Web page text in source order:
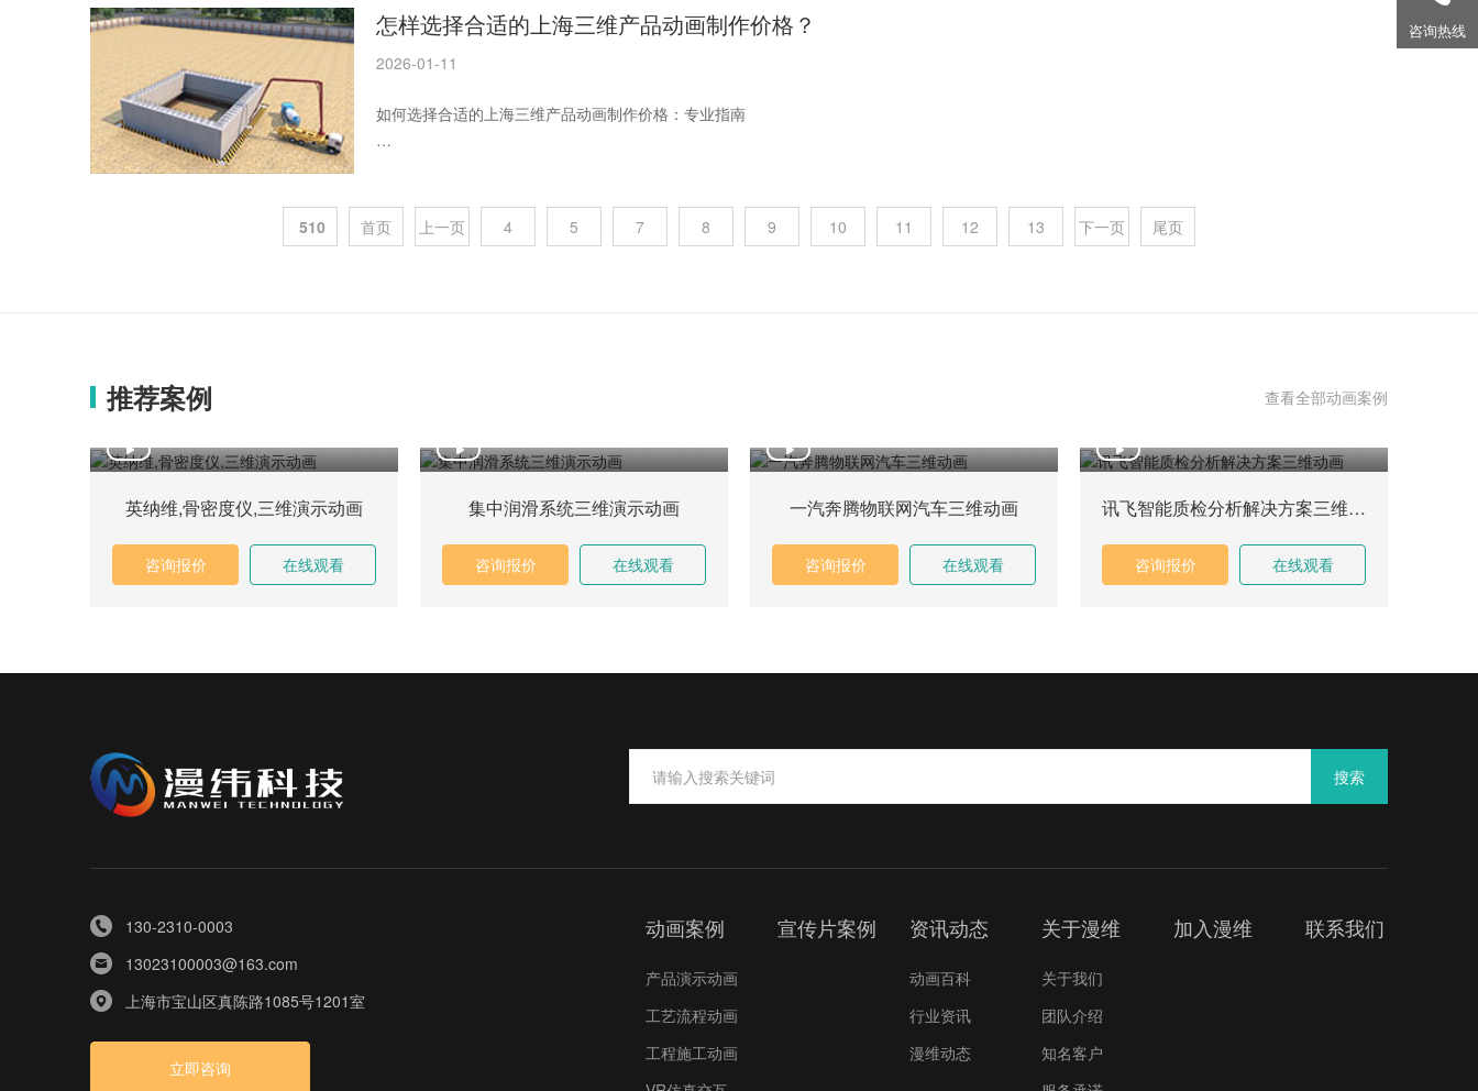
列。然而，对于许多需要制作3D产品动画的企业和客户来说，了解上海地区的3D产品动画收费标准是非常重要的。本文将详细解析上海3D产品动画
的收费标准，帮助您更好地理解这一行业的价格体系。
怎样选择合适的上海三维产品动画制作价格？
2026-01-11
如何选择合适的上海三维产品动画制作价格：专业指南
随着科技的发展和市场的竞争加剧，企业对于产品宣传和推广的需求日益增长。上海作为中国的一线城市，拥有众多优秀的三维产品动画制作公司。
然而，对于许多企业来说，选择一家合适的三维产品动画制作公司时，价格往往是一个重要的考虑因素。本文将详细介绍如何根据自身需求和预算，
510 首页 上一页 4 5 7 8 9 10 11 12 13 下一页 尾页
推荐案例 查看全部动画案例
英纳维,骨密度仪,三维演示动画
咨询报价 在线观看
集中润滑系统三维演示动画
咨询报价 在线观看
一汽奔腾物联网汽车三维动画
咨询报价 在线观看
讯飞智能质检分析解决方案三维动画
咨询报价 在线观看
搜索
130-2310-0003
13023100003@163.com
上海市宝山区真陈路1085号1201室
立即咨询
动画案例
产品演示动画
工艺流程动画
工程施工动画
宣传片案例 资讯动态
动画百科
行业资讯
漫维动态
关于漫维
关于我们
团队介绍
知名客户
加入漫维 联系我们
咨询热线